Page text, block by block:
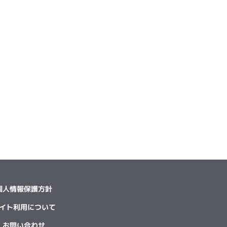
人情報保護方針
ト利用について
お問い合わせ